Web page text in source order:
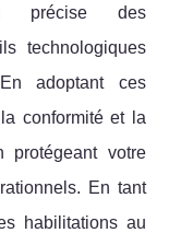
précise des
technologiques
adoptant ces
conformité et la
protégeant votre
En tant
habilitations au